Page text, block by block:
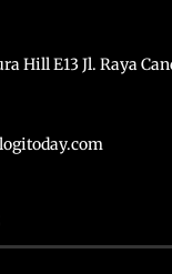
Hill E13 Jl. Raya